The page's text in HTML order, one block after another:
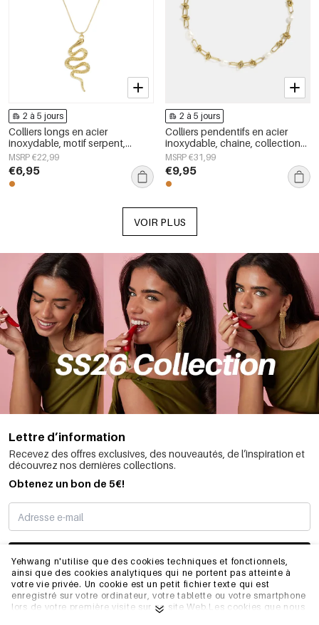
Yehwang n'utilise que des cookies techniques et fonctionnels,
ainsi que des cookies analytiques qui ne portent pas atteinte à
votre vie privée. Un cookie est un petit fichier texte qui est
enregistré sur votre ordinateur, votre tablette ou votre smartphone
lors de votre première visite sur ce site Web.Les cookies que nous
2 à 5 jours
Colliers longs en acier
inoxydable, motif serpent,
collection Daily Simple, bijoux
pour femmes
MSRP €22,99
€6,95
2 à 5 jours
Colliers pendentifs en acier
inoxydable, chaîne, collection
Simple Daily Simple, bijoux pour
femmes
MSRP €31,99
€9,95
VOIR PLUS
Lettre d’information
Recevez des offres exclusives, des nouveautés, de l’inspiration et
découvrez nos dernières collections.
Obtenez un bon de 5€!
JE M’INSCRIS
INFORMATIONS